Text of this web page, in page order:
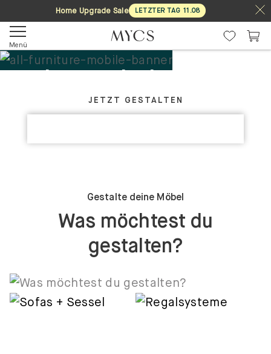
Home Upgrade Sale LETZTER TAG 11 .08
Menü
Deine Möbel. Dein
Design.JETZT GESTALTEN
Gestalte deine Möbel
Was möchtest du
gestalten?